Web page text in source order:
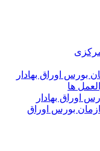
بورس اوراق بهادار
ها
اوراق بهادار
بورس اوراق